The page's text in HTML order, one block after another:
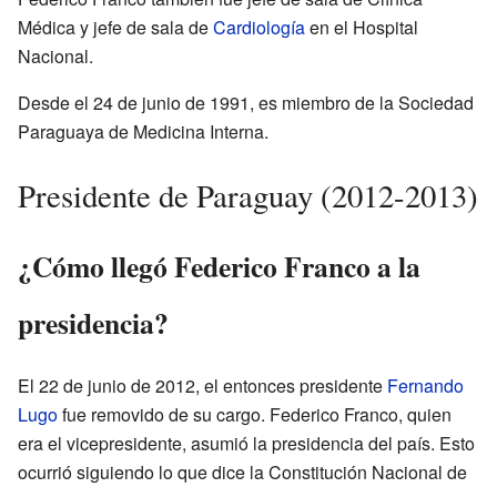
Médica y jefe de sala deCardiologíaen el Hospital
Nacional.
Desde el 24 de junio de 1991, es miembro de la Sociedad
Paraguaya de Medicina Interna.
Presidente de Paraguay (2012-2013)
¿Cómo llegó Federico Franco a la
presidencia?
El 22 de junio de 2012, el entonces presidente Fernando
Lugofue removido de su cargo. Federico Franco, quien
era el vicepresidente, asumió la presidencia del país. Esto
ocurrió siguiendo lo que dice la Constitución Nacional de